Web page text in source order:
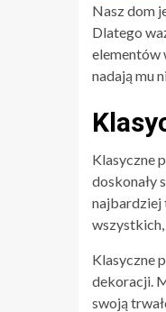
Nasz dom
Dlatego
elementów
nadają mu
Klasyczne
doskonały
najbardziej
Klasyczne
dekoracji.
swoją